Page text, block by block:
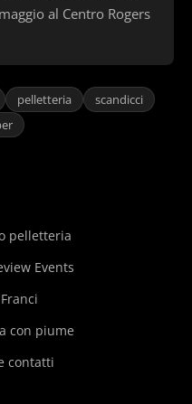
al Centro Rogers
pelletteria
scandicci
pelletteria
Events
con piume
contatti